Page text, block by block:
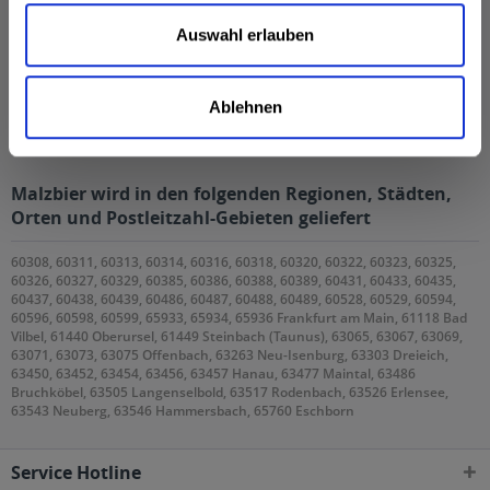
Auswahl erlauben
Ablehnen
+3,10 € Pfand
Hinzugefügt
Malzbier wird in den folgenden Regionen, Städten,
Orten und Postleitzahl-Gebieten geliefert
60308, 60311, 60313, 60314, 60316, 60318, 60320, 60322, 60323, 60325,
60326, 60327, 60329, 60385, 60386, 60388, 60389, 60431, 60433, 60435,
60437, 60438, 60439, 60486, 60487, 60488, 60489, 60528, 60529, 60594,
60596, 60598, 60599, 65933, 65934, 65936 Frankfurt am Main, 61118 Bad
Vilbel, 61440 Oberursel, 61449 Steinbach (Taunus), 63065, 63067, 63069,
63071, 63073, 63075 Offenbach, 63263 Neu-Isenburg, 63303 Dreieich,
63450, 63452, 63454, 63456, 63457 Hanau, 63477 Maintal, 63486
Bruchköbel, 63505 Langenselbold, 63517 Rodenbach, 63526 Erlensee,
63543 Neuberg, 63546 Hammersbach, 65760 Eschborn
Service Hotline